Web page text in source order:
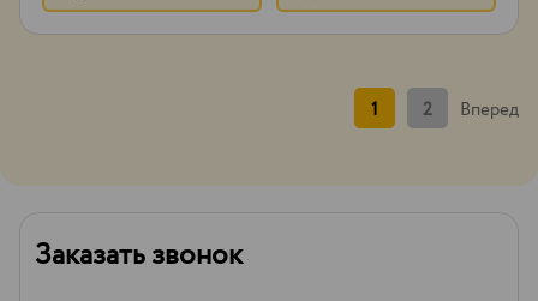
1 2 Вперед
Заказать звонок